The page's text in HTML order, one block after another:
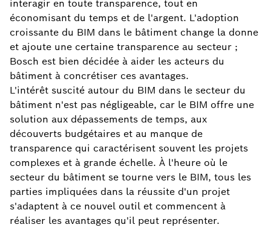
interagir en toute transparence, tout en
économisant du temps et de l'argent. L'adoption
croissante du BIM dans le bâtiment change la donne
et ajoute une certaine transparence au secteur ;
Bosch est bien décidée à aider les acteurs du
bâtiment à concrétiser ces avantages.
L'intérêt suscité autour du BIM dans le secteur du
bâtiment n'est pas négligeable, car le BIM offre une
solution aux dépassements de temps, aux
découverts budgétaires et au manque de
transparence qui caractérisent souvent les projets
complexes et à grande échelle. À l'heure où le
secteur du bâtiment se tourne vers le BIM, tous les
parties impliquées dans la réussite d'un projet
s'adaptent à ce nouvel outil et commencent à
réaliser les avantages qu'il peut représenter.